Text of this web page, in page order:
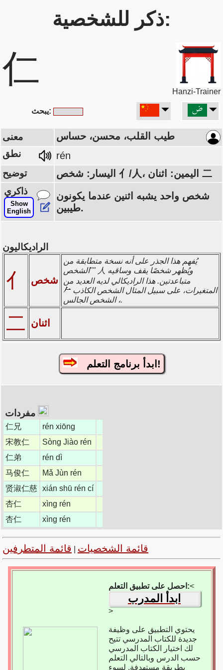
ذكر للشخصية:
仁
Hanzi-Trainer
يبحث:
معنى طيب القلب، محسن، حساس
نطق rén
توضيح اليسار: شخص 亻/人، اليمين: اثنان 二
ذاكري
Show
English
شخص واحد يشبه اثنين عندما يكونون
طيبين.
الراديكاليون
亻 شخص
يُفهم هذا الجذر على أنه نسخة متطابقة من
"الشخص" 人 ويُظهر شخصًا يقف وساقيه
متباعدتين. هذا الراديكالي لديه العديد من
المتغيرات، على سبيل المثال الشخص الكاذب
، الشخص الجالس.
二 اثنان
ابدأ برنامج التعلم!
仁兄
rén xiōng
宋教仁
Sòng Jiào rén
仁弟
rén dì
马俊仁
Mǎ Jùn rén
贤淑仁慈 xián shū rén cí
杏仁
xìng rén
杏仁
xìng rén
قائمة الشخصيات قائمة المتطرفين
احصل على تطبيق التعلم:<
ابدأ المدرب
>
يحتوي التطبيق على وظيفة
جديدة للكتاب المدرسي تتيح
لك اختيار الكتاب المدرسي
حسب الدرس وبالتالي التعلم
بطريقة مستهدفة. لسوء